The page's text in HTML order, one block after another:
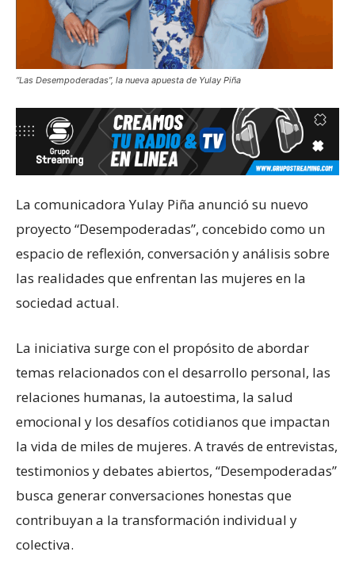
“Las Desempoderadas”, la nueva apuesta de Yulay Piña
La comunicadora Yulay Piña anunció su nuevo
proyecto “Desempoderadas”, concebido como un
espacio de reflexión, conversación y análisis sobre
las realidades que enfrentan las mujeres en la
sociedad actual.
La iniciativa surge con el propósito de abordar
temas relacionados con el desarrollo personal, las
relaciones humanas, la autoestima, la salud
emocional y los desafíos cotidianos que impactan
la vida de miles de mujeres. A través de entrevistas,
testimonios y debates abiertos, “Desempoderadas”
busca generar conversaciones honestas que
contribuyan a la transformación individual y
colectiva.